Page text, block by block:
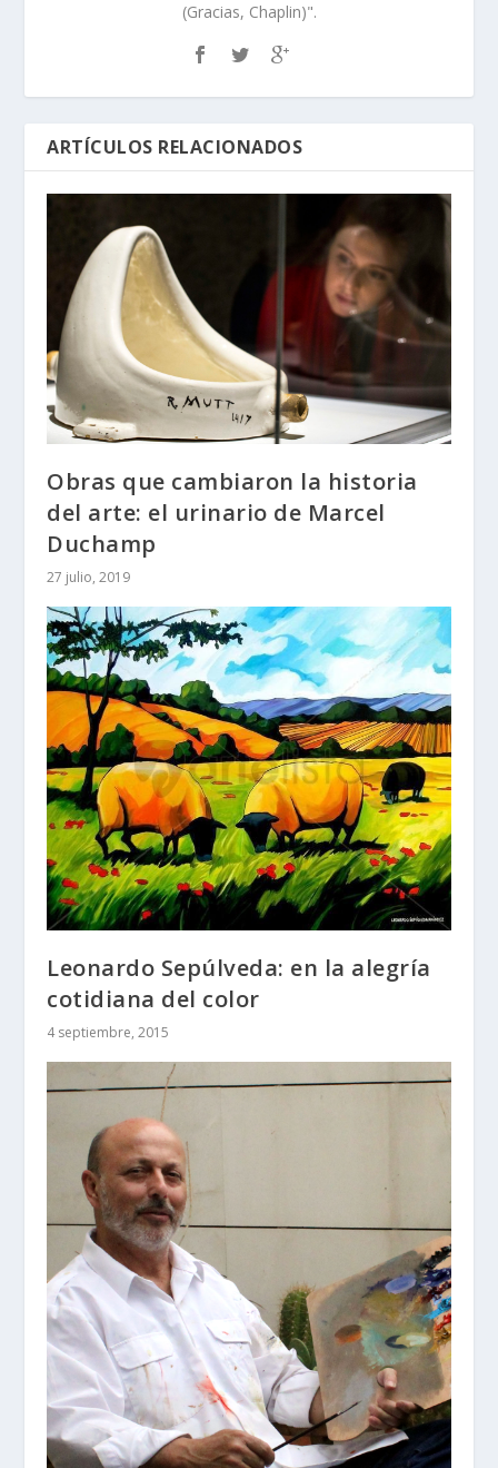
(Gracias, Chaplin)".
ARTÍCULOS RELACIONADOS
Obras que cambiaron la historia
del arte: el urinario de Marcel
Duchamp
27 julio, 2019
Leonardo Sepúlveda: en la alegría
cotidiana del color
4 septiembre, 2015